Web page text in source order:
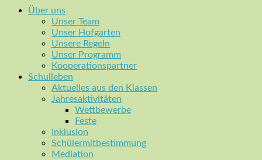
Über uns
Unser Team
Unser Hofgarten
Unsere Regeln
Unser Programm
Kooperationspartner
Schulleben
Aktuelles aus den Klassen
Jahresaktivitäten
Wettbewerbe
Feste
Inklusion
Schülermitbestimmung
Mediation